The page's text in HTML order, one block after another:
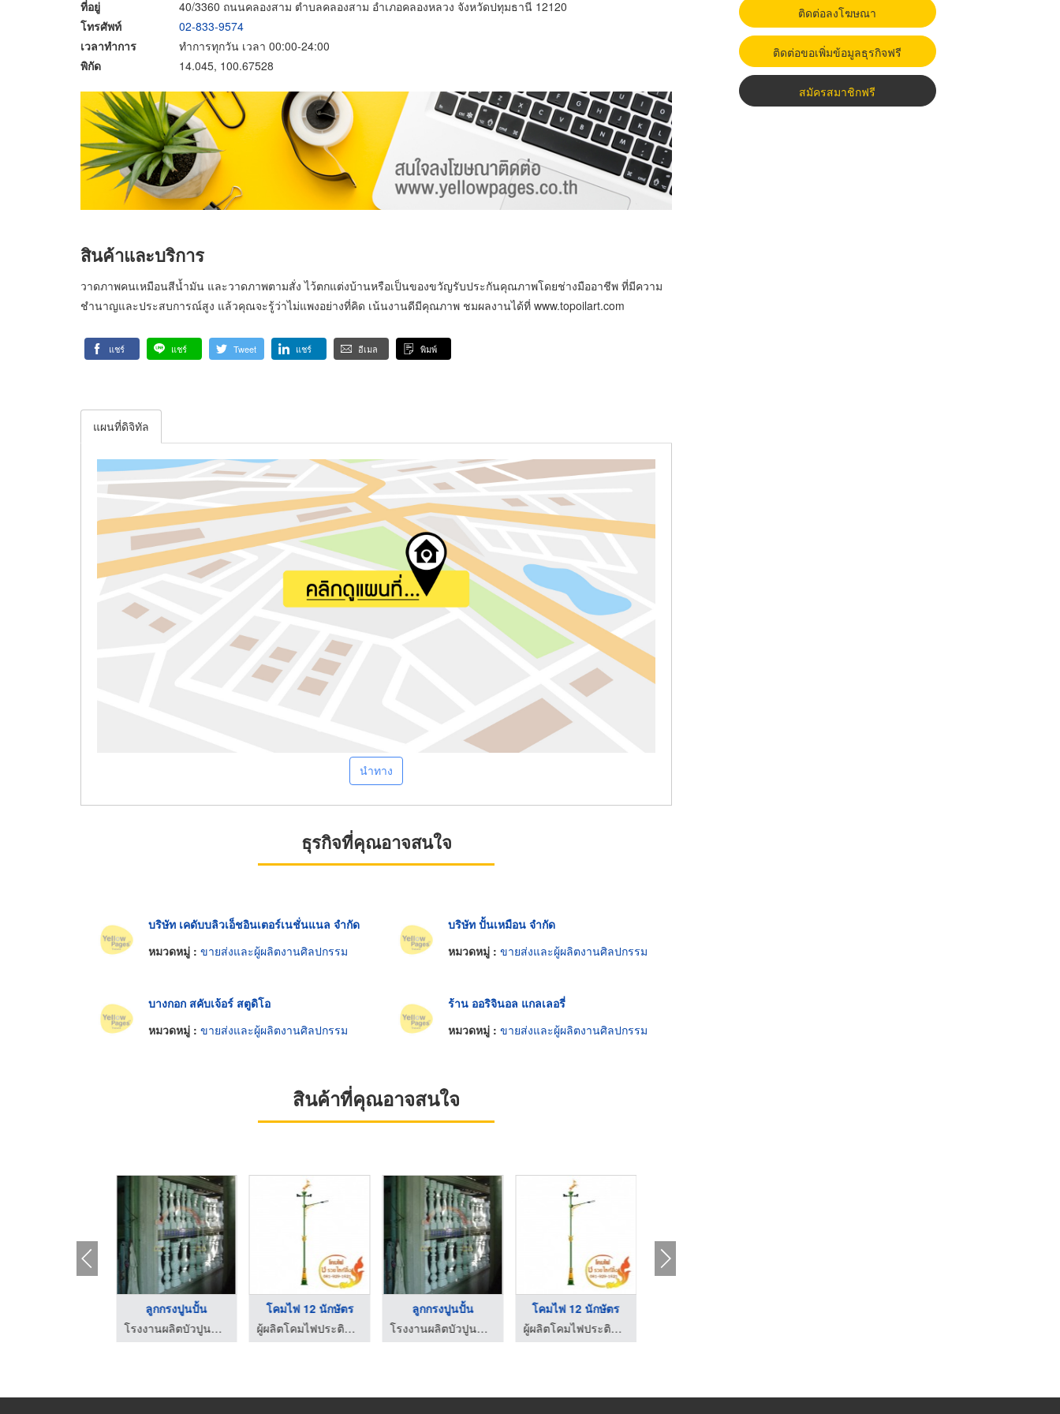
ที่อยู่
40/3360 ถนนคลองสาม ตำบลคลองสาม อำเภอคลองหลวง จังหวัดปทุมธานี 12120
โทรศัพท์
02-833-9574
เวลาทำการ
ทำการทุกวัน เวลา 00:00-24:00
พิกัด
14.045, 100.67528
สินค้าและบริการ
วาดภาพคนเหมือนสีน้ำมัน และวาดภาพตามสั่ง ไว้ตกแต่งบ้านหรือเป็นของขวัญรับประกันคุณภาพโดยช่างมืออาชีพ ที่มีความ
ชำนาญและประสบการณ์สูง แล้วคุณจะรู้ว่าไม่แพงอย่างที่คิด เน้นงานดีมีคุณภาพ ชมผลงานได้ที่ www.topoilart.com
แชร์ แชร์ Tweet แชร์ อีเมล พิมพ์
แผนที่ดิจิทัล
นำทาง
ธุรกิจที่คุณอาจสนใจ
บริษัท เคดับบลิวเอ็ชอินเตอร์เนชั่นแนล จำกัด
หมวดหมู่ : ขายส่งและผู้ผลิตงานศิลปกรรม
บริษัท ปั้นเหมือน จำกัด
หมวดหมู่ : ขายส่งและผู้ผลิตงานศิลปกรรม
บางกอก สคับเจ้อร์ สตูดิโอ
หมวดหมู่ : ขายส่งและผู้ผลิตงานศิลปกรรม
ร้าน ออริจินอล แกลเลอรี่
หมวดหมู่ : ขายส่งและผู้ผลิตงานศิลปกรรม
สินค้าที่คุณอาจสนใจ
ลูกกรงปูนปั้น
โรงงานผลิตบัวปูนสำเร็จ งานปูนปั้นแบบตามสั่ง นนทศิลป์
โคมไฟ 12 นักษัตร
ผู้ผลิตโคมไฟประติมากรรมหงษ์ กินรี ช รวยไลท์ติ้ง
ลูกกรงปูนปั้น
โรงงานผลิตบัวปูนสำเร็จ งานปูนปั้นแบบตามสั่ง นนทศิลป์
โคมไฟ 12 นักษัตร
ผู้ผลิตโคมไฟประติมากรรมหงษ์ กินรี ช รวยไลท์ติ้ง
ติดต่อลงโฆษณา
ติดต่อขอเพิ่มข้อมูลธุรกิจฟรี
สมัครสมาชิกฟรี